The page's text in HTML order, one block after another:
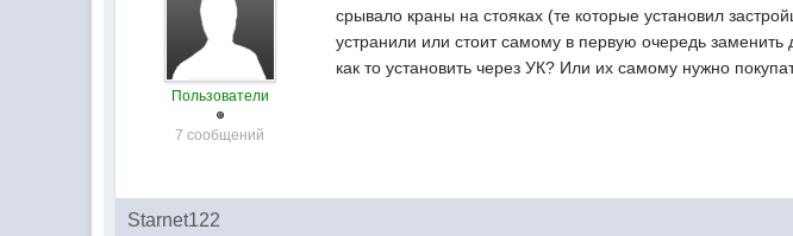
Пользователи
7 сообщений
срывало краны на стояках (те которые установил
устранили или стоит самому в первую очередь
как то установить через УК? Или их самому нужно
Starnet122